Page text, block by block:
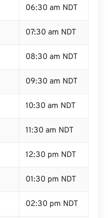
06:30 am NDT
07:30 am NDT
08:30 am NDT
09:30 am NDT
10:30 am NDT
11:30 am NDT
12:30 pm NDT
01:30 pm NDT
02:30 pm NDT